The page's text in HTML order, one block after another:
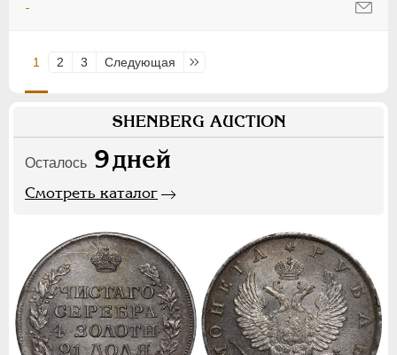
-
1 2 3 Следующая Последняя
SHENBERG AUCTION
Осталось 9дней
Смотреть каталог